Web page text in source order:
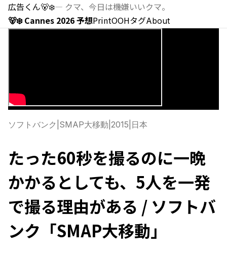
広告くん🐻‍❄️— クマ、今日は機嫌いいクマ。
🐻‍❄️ Cannes 2026 予想PrintOOHタグAbout
ソフトバンク SMAP大移動 2015 日本
たった60秒を撮るのに一晩
かかるとしても、5人を一発
で撮る理由がある / ソフトバ
ンク「SMAP大移動」